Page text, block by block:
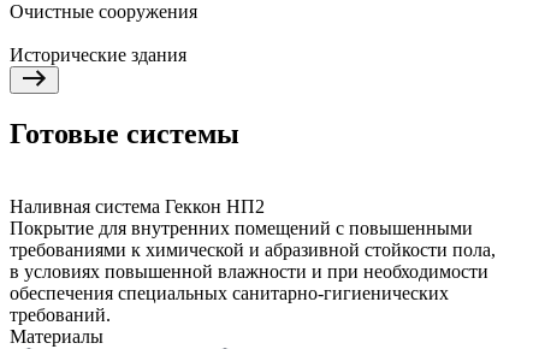
Очистные сооружения
Исторические здания
Готовые системы
Наливная система Геккон НП2
Покрытие для внутренних помещений с повышенными
требованиями к химической и абразивной стойкости пола,
в условиях повышенной влажности и при необходимости
обеспечения специальных санитарно-гигиенических
требований.
Материалы